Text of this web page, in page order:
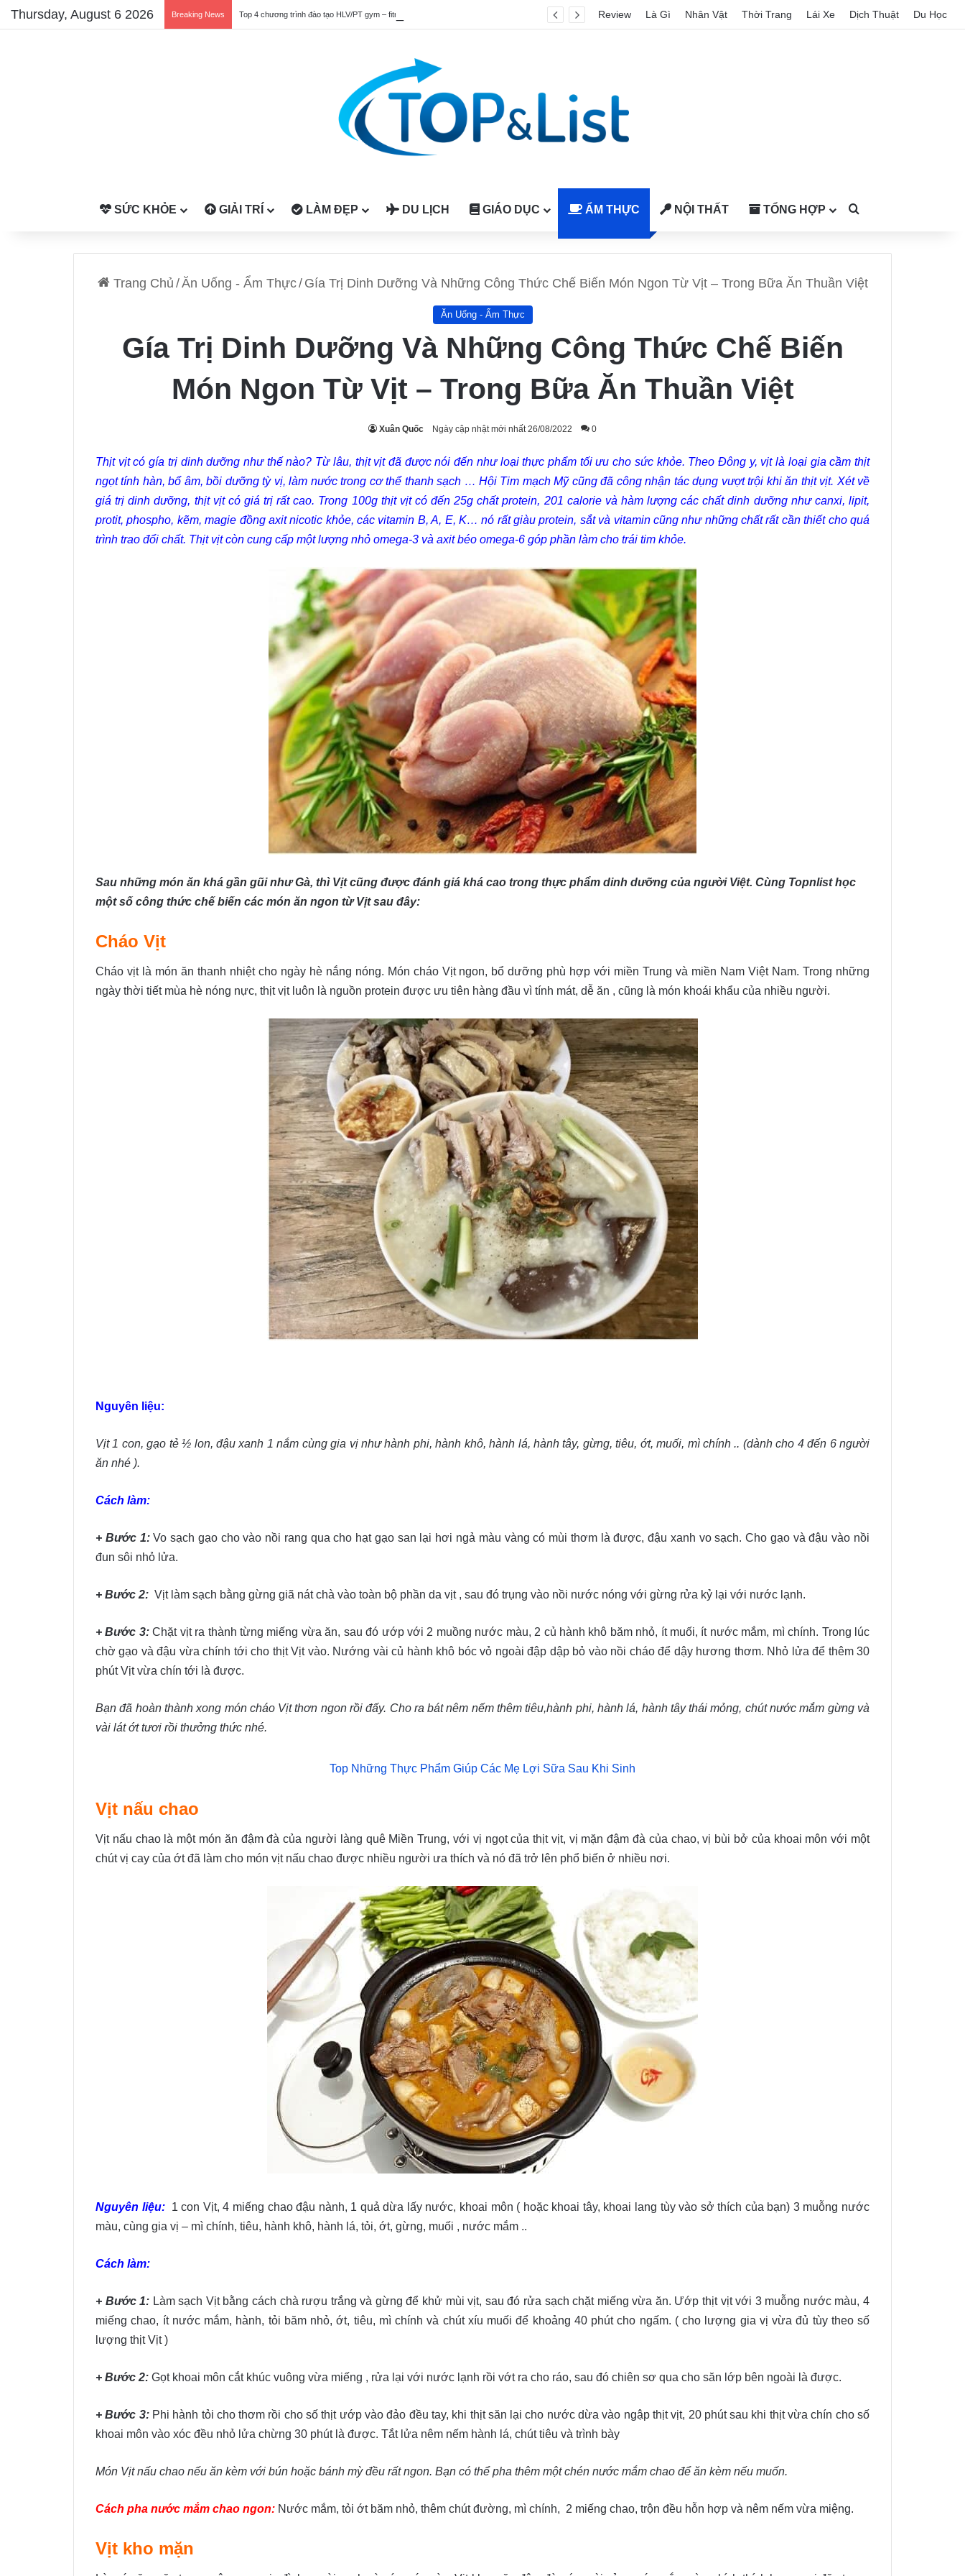
Thursday, August 6 2026 Breaking News Review Là Gì Nhân Vật Thời Trang Lái Xe Dịch Thuật Du Học
SỨC KHỎE GIẢI TRÍ LÀM ĐẸP DU LỊCH GIÁO DỤC ẨM THỰC NỘI THẤT TỔNG HỢP
Trang Chủ /Ăn Uống - Ẩm Thực/ Gía Trị Dinh Dưỡng Và Những Công Thức Chế Biến Món Ngon Từ Vịt – Trong Bữa Ăn Thuần Việt
Ăn Uống - Ẩm Thực
Gía Trị Dinh Dưỡng Và Những Công Thức Chế Biến
Món Ngon Từ Vịt – Trong Bữa Ăn Thuần Việt
Xuân Quốc Ngày cập nhật mới nhất 26/08/2022 0
Thịt vịt có gía trị dinh dưỡng như thế nào? Từ lâu, thịt vịt đã được nói đến như loại thực phẩm tối ưu cho sức khỏe. Theo Đông y, vịt là loại gia cầm thịt
ngọt tính hàn, bổ âm, bồi dưỡng tỳ vị, làm nước trong cơ thể thanh sạch … Hội Tim mạch Mỹ cũng đã công nhận tác dụng vượt trội khi ăn thịt vịt. Xét về
giá trị dinh dưỡng, thịt vịt có giá trị rất cao. Trong 100g thịt vịt có đến 25g chất protein, 201 calorie và hàm lượng các chất dinh dưỡng như canxi, lipit,
protit, phospho, kẽm, magie đồng axit nicotic khỏe, các vitamin B, A, E, K… nó rất giàu protein, sắt và vitamin cũng như những chất rất cần thiết cho quá
trình trao đổi chất. Thịt vịt còn cung cấp một lượng nhỏ omega-3 và axit béo omega-6 góp phần làm cho trái tim khỏe.
Sau những món ăn khá gần gũi như Gà, thì Vịt cũng được đánh giá khá cao trong thực phẩm dinh dưỡng của người Việt. Cùng Topnlist học
một số công thức chế biến các món ăn ngon từ Vịt sau đây:
Cháo Vịt
Cháo vịt là món ăn thanh nhiệt cho ngày hè nắng nóng. Món cháo Vịt ngon, bổ dưỡng phù hợp với miền Trung và miền Nam Việt Nam. Trong những
ngày thời tiết mùa hè nóng nực, thịt vịt luôn là nguồn protein được ưu tiên hàng đầu vì tính mát, dễ ăn , cũng là món khoái khẩu của nhiều người.
Nguyên liệu:
Vịt 1 con, gạo tẻ ½ lon, đậu xanh 1 nắm cùng gia vị như hành phi, hành khô, hành lá, hành tây, gừng, tiêu, ớt, muối, mì chính .. (dành cho 4 đến 6 người
ăn nhé ).
Cách làm:
+ Bước 1:Vo sạch gạo cho vào nồi rang qua cho hạt gạo san lại hơi ngả màu vàng có mùi thơm là được, đậu xanh vo sạch. Cho gạo và đậu vào nồi
đun sôi nhỏ lửa.
+ Bước 2: Vịt làm sạch bằng gừng giã nát chà vào toàn bộ phần da vịt , sau đó trụng vào nồi nước nóng với gừng rửa kỷ lại với nước lạnh.
+ Bước 3: Chặt vịt ra thành từng miếng vừa ăn, sau đó ướp với 2 muồng nước màu, 2 củ hành khô băm nhỏ, ít muối, ít nước mắm, mì chính. Trong lúc
chờ gạo và đậu vừa chính tới cho thịt Vịt vào. Nướng vài củ hành khô bóc vỏ ngoài đập dập bỏ vào nồi cháo để dậy hương thơm. Nhỏ lửa để thêm 30
phút Vịt vừa chín tới là được.
Bạn đã hoàn thành xong món cháo Vịt thơn ngon rồi đấy. Cho ra bát nêm nếm thêm tiêu,hành phi, hành lá, hành tây thái mỏng, chút nước mắm gừng và
vài lát ớt tươi rồi thưởng thức nhé.
Top Những Thực Phẩm Giúp Các Mẹ Lợi Sữa Sau Khi Sinh
Vịt nấu chao
Vịt nấu chao là một món ăn đậm đà của người làng quê Miền Trung, với vị ngọt của thịt vịt, vị mặn đậm đà của chao, vị bùi bở của khoai môn với một
chút vị cay của ớt đã làm cho món vịt nấu chao được nhiều người ưa thích và nó đã trở lên phổ biến ở nhiều nơi.
Nguyên liệu:1 con Vịt, 4 miếng chao đậu nành, 1 quả dừa lấy nước, khoai môn ( hoặc khoai tây, khoai lang tùy vào sở thích của bạn) 3 muỗng nước
màu, cùng gia vị – mì chính, tiêu, hành khô, hành lá, tỏi, ớt, gừng, muối , nước mắm ..
Cách làm:
+ Bước 1: Làm sạch Vịt bằng cách chà rượu trắng và gừng để khử mùi vịt, sau đó rửa sạch chặt miếng vừa ăn. Ướp thịt vịt với 3 muỗng nước màu, 4
miếng chao, ít nước mắm, hành, tỏi băm nhỏ, ớt, tiêu, mì chính và chút xíu muối để khoảng 40 phút cho ngấm. ( cho lượng gia vị vừa đủ tùy theo số
lượng thịt Vịt )
+ Bước 2: Gọt khoai môn cắt khúc vuông vừa miếng , rửa lại với nước lạnh rồi vớt ra cho ráo, sau đó chiên sơ qua cho săn lớp bên ngoài là được.
+ Bước 3: Phi hành tỏi cho thơm rồi cho số thịt ướp vào đảo đều tay, khi thịt săn lại cho nước dừa vào ngập thịt vịt, 20 phút sau khi thịt vừa chín cho số
khoai môn vào xóc đều nhỏ lửa chừng 30 phút là được. Tắt lửa nêm nếm hành lá, chút tiêu và trình bày
Món Vịt nấu chao nếu ăn kèm với bún hoặc bánh mỳ đều rất ngon. Bạn có thể pha thêm một chén nước mắm chao để ăn kèm nếu muốn.
Cách pha nước mắm chao ngon: Nước mắm, tỏi ớt băm nhỏ, thêm chút đường, mì chính, 2 miếng chao, trộn đều hỗn hợp và nêm nếm vừa miệng.
Vịt kho mặn